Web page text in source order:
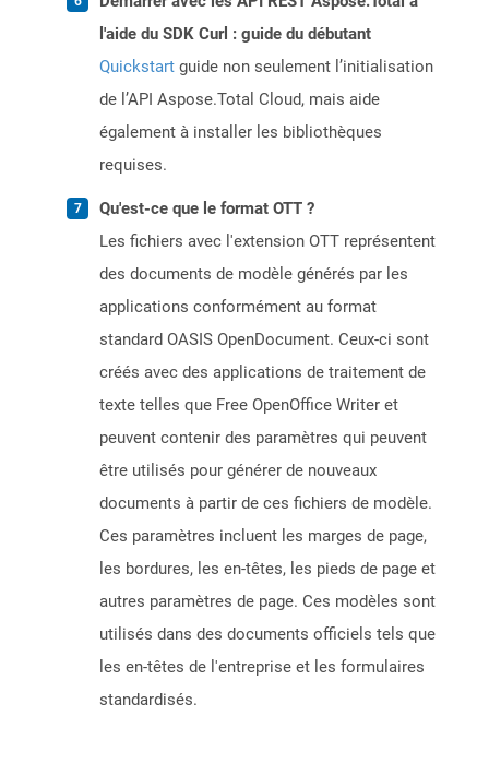
l'aide du SDK Curl : guide du débutant
Quickstart guide non seulement l’initialisation
de l’API Aspose.Total Cloud, mais aide
également à installer les bibliothèques
requises.
Qu'est-ce que le format OTT ?
Les fichiers avec l'extension OTT représentent
des documents de modèle générés par les
applications conformément au format
standard OASIS OpenDocument. Ceux-ci sont
créés avec des applications de traitement de
texte telles que Free OpenOffice Writer et
peuvent contenir des paramètres qui peuvent
être utilisés pour générer de nouveaux
documents à partir de ces fichiers de modèle.
Ces paramètres incluent les marges de page,
les bordures, les en-têtes, les pieds de page et
autres paramètres de page. Ces modèles sont
utilisés dans des documents officiels tels que
les en-têtes de l'entreprise et les formulaires
standardisés.